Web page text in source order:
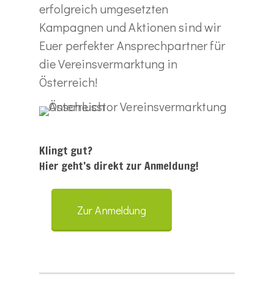
erfolgreich umgesetzten
Kampagnen und Aktionen sind wir
Euer perfekter Ansprechpartner für
die Vereinsvermarktung in
Österreich!
Klingt gut?
Hier geht’s direkt zur Anmeldung!
Zur Anmeldung